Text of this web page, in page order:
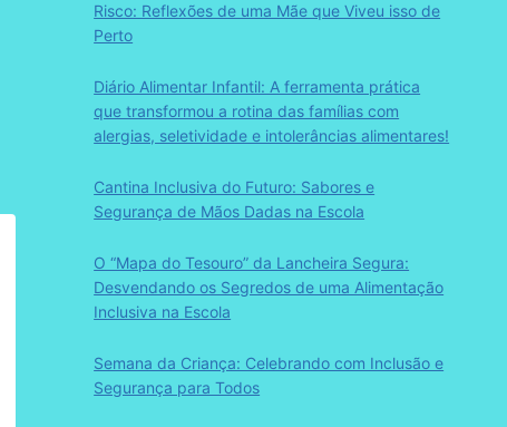
Risco: Reflexões de uma Mãe que Viveu isso de
Perto
Diário Alimentar Infantil: A ferramenta prática
que transformou a rotina das famílias com
alergias, seletividade e intolerâncias alimentares!
Cantina Inclusiva do Futuro: Sabores e
Segurança de Mãos Dadas na Escola
O “Mapa do Tesouro” da Lancheira Segura:
Desvendando os Segredos de uma Alimentação
Inclusiva na Escola
Semana da Criança: Celebrando com Inclusão e
Segurança para Todos